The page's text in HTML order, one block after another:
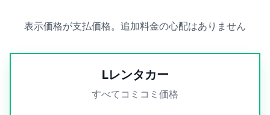
表示価格が支払価格。追加料金の心配はありません
Lレンタカー
すべてコミコミ価格